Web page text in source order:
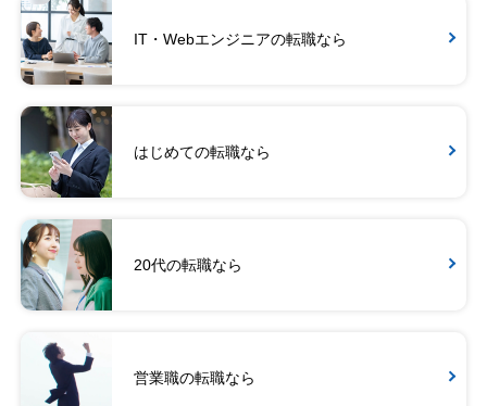
IT・Webエンジニアの転職なら
はじめての転職なら
20代の転職なら
営業職の転職なら